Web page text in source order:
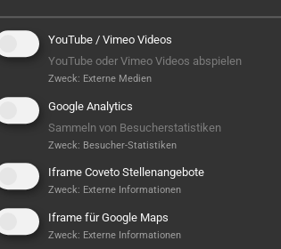
YouTube / Vimeo Videos
YouTube oder Vimeo Videos abspielen
Zweck: Externe Medien
Google Analytics
Sammeln von Besucherstatistiken
Zweck: Besucher-Statistiken
Iframe Coveto Stellenangebote
Zweck: Externe Informationen
Iframe für Google Maps
Zweck: Externe Informationen